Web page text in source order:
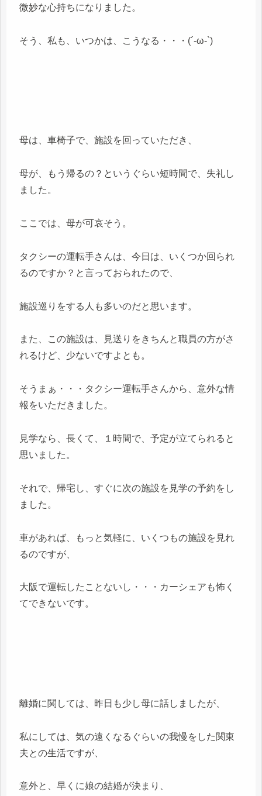
微妙な心持ちになりました。
そう、私も、いつかは、こうなる・・・(´-ω-`)
母は、車椅子で、施設を回っていただき、
母が、もう帰るの？というぐらい短時間で、失礼し
ました。
ここでは、母が可哀そう。
タクシーの運転手さんは、今日は、いくつか回られ
るのですか？と言っておられたので、
施設巡りをする人も多いのだと思います。
また、この施設は、見送りをきちんと職員の方がさ
れるけど、少ないですよとも。
そうまぁ・・・タクシー運転手さんから、意外な情
報をいただきました。
見学なら、長くて、１時間で、予定が立てられると
思いました。
それで、帰宅し、すぐに次の施設を見学の予約をし
ました。
車があれば、もっと気軽に、いくつもの施設を見れ
るのですが、
大阪で運転したことないし・・・カーシェアも怖く
てできないです。
離婚に関しては、昨日も少し母に話しましたが、
私にしては、気の遠くなるぐらいの我慢をした関東
夫との生活ですが、
意外と、早くに娘の結婚が決まり、